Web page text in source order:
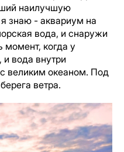
наилучшую
знаю - аквариум на
вода, и снаружи
когда у
вода внутри
великим океаном. Под
ветра.